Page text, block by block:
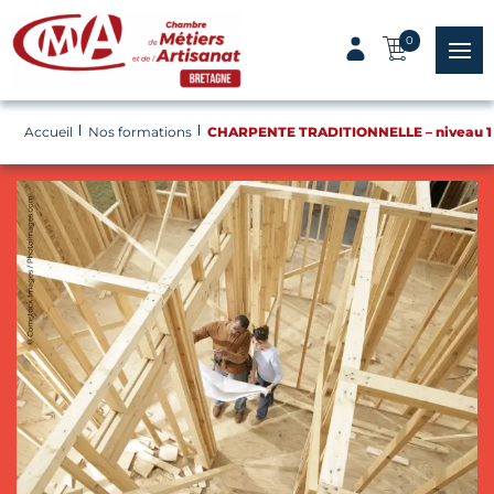
Panneau de gestion des cookies
0
menu
Accueil Nos formations CHARPENTE TRADITIONNELLE – niveau 1